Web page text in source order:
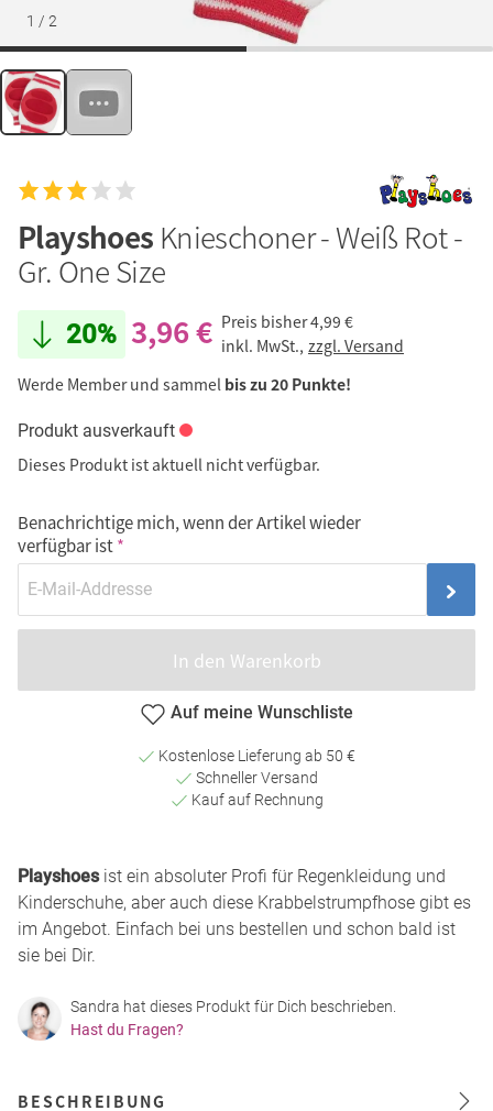
1 / 2
Playshoes Knieschoner - Weiß Rot -
Gr. One Size
20% 3,96 € Preis bisher4,99 €
inkl. MwSt., zzgl. Versand
Werde Member und sammel bis zu 20 Punkte!
Produkt ausverkauft
Dieses Produkt ist aktuell nicht verfügbar.
Benachrichtige mich, wenn der Artikel wieder
verfügbar ist
In den Warenkorb
Auf meine Wunschliste
Kostenlose Lieferung ab 50 €
Schneller Versand
Kauf auf Rechnung
Playshoesist ein absoluter Profi für Regenkleidung und
Kinderschuhe, aber auch diese Krabbelstrumpfhose gibt es
im Angebot. Einfach bei uns bestellen und schon bald ist
sie bei Dir.
Sandra hat dieses Produkt für Dich beschrieben.
Hast du Fragen?
BESCHREIBUNG